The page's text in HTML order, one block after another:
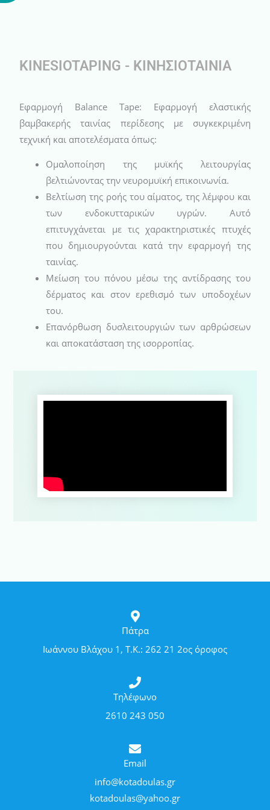
KINESIOTAPING - ΚΙΝΗΣΙΟΤΑΙΝΙΑ
Εφαρμογή Balance Tape: Εφαρμογή ελαστικής
βαμβακερής ταινίας περίδεσης με συγκεκριμένη
τεχνική και αποτελέσματα όπως:
Ομαλοποίηση της μυϊκής λειτουργίας
βελτιώνοντας την νευρομυϊκή επικοινωνία.
Βελτίωση της ροής του αίματος, της λέμφου και
των ενδοκυτταρικών υγρών. Αυτό
επιτυγχάνεται με τις χαρακτηριστικές πτυχές
που δημιουργούνται κατά την εφαρμογή της
ταινίας.
Μείωση του πόνου μέσω της αντίδρασης του
δέρματος και στον ερεθισμό των υποδοχέων
του.
Επανόρθωση δυσλειτουργιών των αρθρώσεων
και αποκατάσταση της ισορροπίας.
Πάτρα
Ιωάννου Βλάχου 1, Τ.Κ.: 262 21 2ος όροφος
Τηλέφωνο
2610 243 050
Email
info@kotadoulas.gr
kotadoulas@yahoo.gr